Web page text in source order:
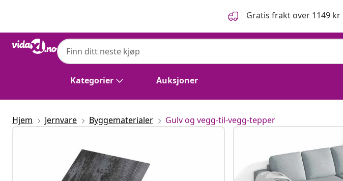
Gratis frakt over 1149 kr
Kategorier Auksjoner
Hjem Jernvare Byggematerialer Gulv og vegg-til-vegg-tepper